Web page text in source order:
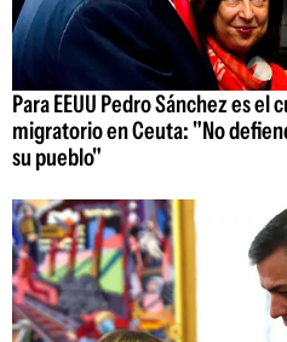
Para EEUU Pedro Sánchez es el
migratorio en Ceuta: "No
su pueblo"